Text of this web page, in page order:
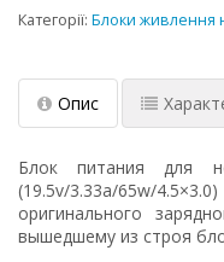
Категорії: Блоки живлення
Опис
Блок питания для
(19.5v/3.33a/65w/
оригинального
вышедшему из строя